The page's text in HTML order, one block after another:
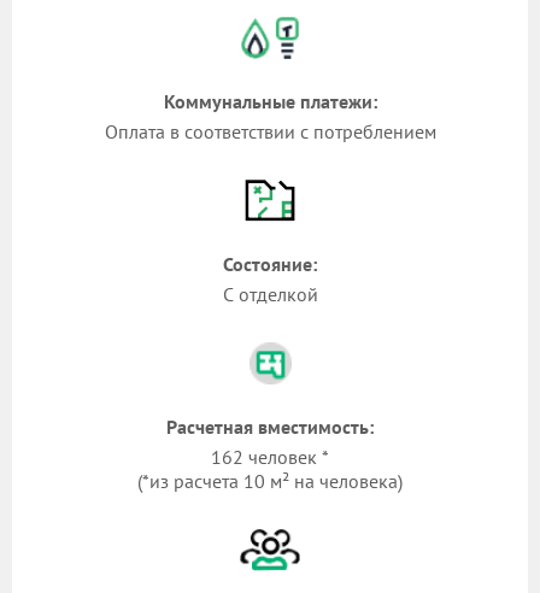
Коммунальные платежи:
Оплата в соответствии с потреблением
Состояние:
С отделкой
Расчетная вместимость:
162 человек *
(*из расчета 10 м² на человека)